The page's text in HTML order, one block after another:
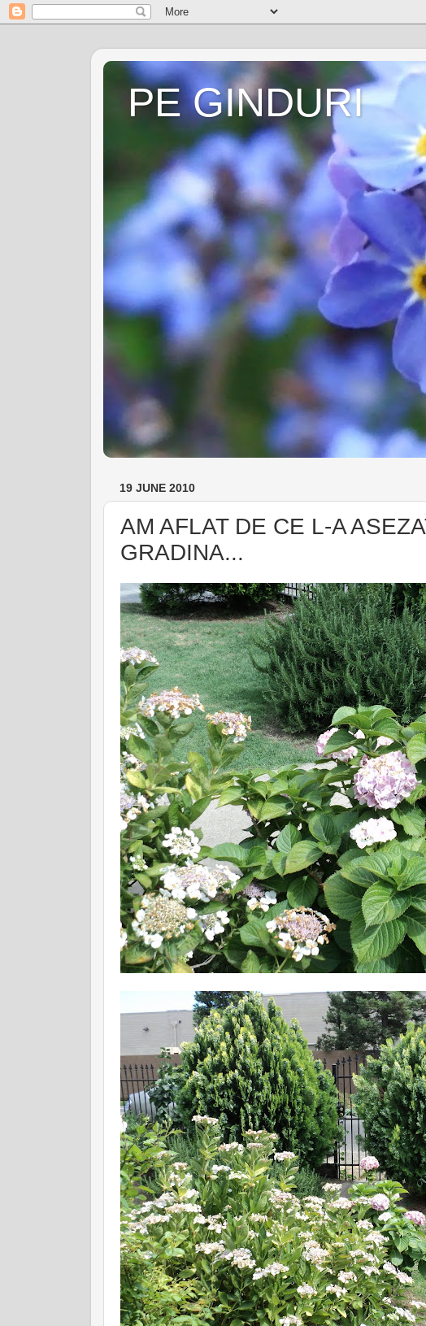
PE GINDURI
19 JUNE 2010
AM AFLAT DE CE L-A
GRADINA...